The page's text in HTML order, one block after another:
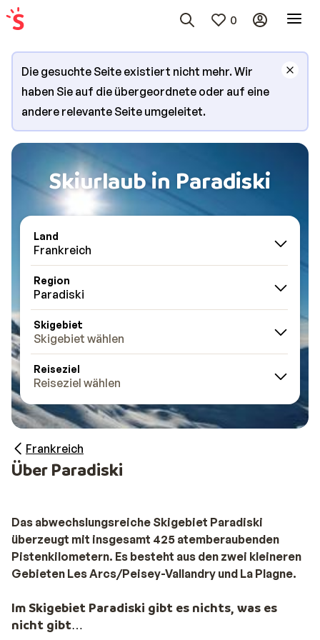
0
Die gesuchte Seite existiert nicht mehr. Wir
haben Sie auf die übergeordnete oder auf eine
andere relevante Seite umgeleitet.
Skiurlaub in Paradiski
Land
Frankreich
Region
Paradiski
Skigebiet
Skigebiet wählen
Reiseziel
Reiseziel wählen
Frankreich
Über Paradiski
Das abwechslungsreiche Skigebiet Paradiski
überzeugt mit insgesamt 425 atemberaubenden
Pistenkilometern. Es besteht aus den zwei kleineren
Gebieten Les Arcs/Peisey-Vallandry und La Plagne.
Im Skigebiet Paradiski gibt es nichts, was es
nicht gibt